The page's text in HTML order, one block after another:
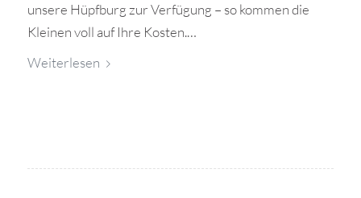
unsere Hüpfburg zur Verfügung – so kommen die
Kleinen voll auf Ihre Kosten.…
Weiterlesen